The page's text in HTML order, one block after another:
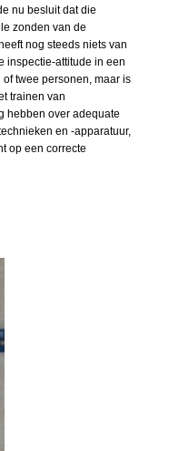
nu besluit dat die
zonden van de
nog steeds niets van
inspectie-attitude in een
twee personen, maar is
trainen van
hebben over adequate
en -apparatuur,
op een correcte